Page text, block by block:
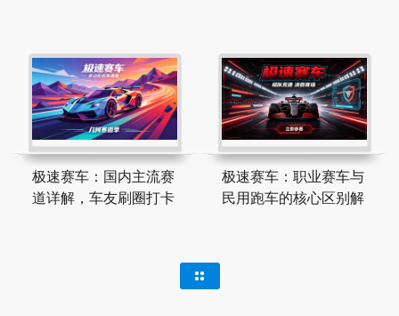
极速赛车：国内主流赛
道详解，车友刷圈打卡
极速赛车：职业赛车与
民用跑车的核心区别解